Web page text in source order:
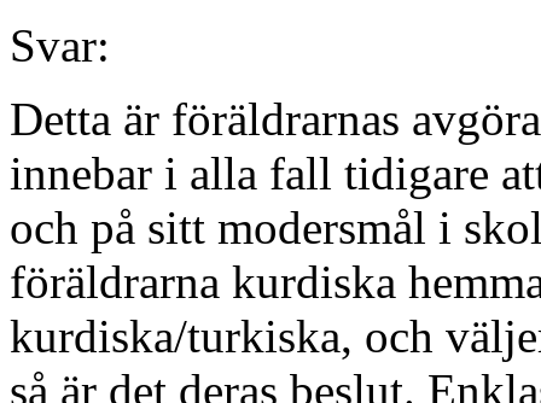
Svar:
Detta är föräldrarnas
innebar i alla fall tidigare
och på sitt modersmål i
föräldrarna kurdiska
kurdiska/turkiska, och
så är det deras beslut.